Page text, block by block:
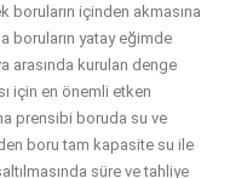
boruların içinden akmasına
boruların yatay eğimde
arasında kurulan denge
için en önemli etken
prensibi boruda su ve
boru tam kapasite su ile
süre ve tahliye